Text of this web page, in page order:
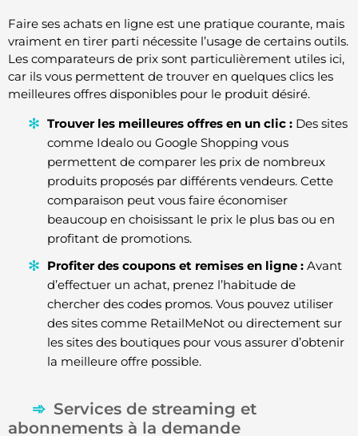
Faire ses achats en ligne est une pratique courante, mais
vraiment en tirer parti nécessite l’usage de certains outils.
Les comparateurs de prix sont particulièrement utiles ici,
car ils vous permettent de trouver en quelques clics les
meilleures offres disponibles pour le produit désiré.
Trouver les meilleures offres en un clic : Des sites
comme Idealo ou Google Shopping vous
permettent de comparer les prix de nombreux
produits proposés par différents vendeurs. Cette
comparaison peut vous faire économiser
beaucoup en choisissant le prix le plus bas ou en
profitant de promotions.
Profiter des coupons et remises en ligne : Avant
d’effectuer un achat, prenez l’habitude de
chercher des codes promos. Vous pouvez utiliser
des sites comme RetailMeNot ou directement sur
les sites des boutiques pour vous assurer d’obtenir
la meilleure offre possible.
Services de streaming et
abonnements à la demande